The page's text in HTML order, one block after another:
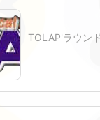
TOLAP'ラウン